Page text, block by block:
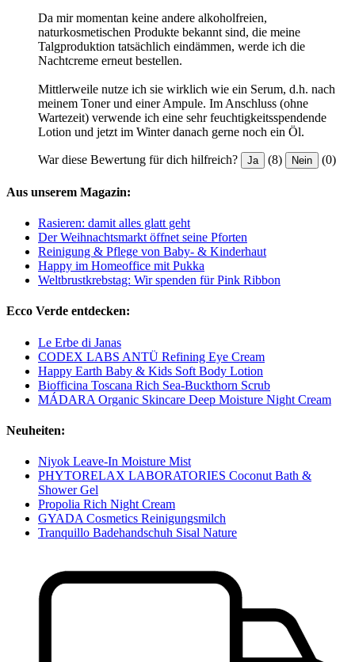
Da mir momentan keine andere alkoholfreien,
naturkosmetischen Produkte bekannt sind, die meine
Talgproduktion tatsächlich eindämmen, werde ich die
Nachtcreme erneut bestellen.
Mittlerweile nutze ich sie wirklich wie ein Serum, d.h. nach
meinem Toner und einer Ampule. Im Anschluss (ohne
Wartezeit) verwende ich eine sehr feuchtigkeitsspendende
Lotion und jetzt im Winter danach gerne noch ein Öl.
War diese Bewertung für dich hilfreich? Ja (8) Nein (0)
Aus unserem Magazin:
Rasieren: damit alles glatt geht
Der Weihnachtsmarkt öffnet seine Pforten
Reinigung & Pflege von Baby- & Kinderhaut
Happy im Homeoffice mit Pukka
Weltbrustkrebstag: Wir spenden für Pink Ribbon
Ecco Verde entdecken:
Le Erbe di Janas
CODEX LABS ANTÜ Refining Eye Cream
Happy Earth Baby & Kids Soft Body Lotion
Biofficina Toscana Rich Sea-Buckthorn Scrub
MÁDARA Organic Skincare Deep Moisture Night Cream
Neuheiten:
Niyok Leave-In Moisture Mist
PHYTORELAX LABORATORIES Coconut Bath &
Shower Gel
Propolia Rich Night Cream
GYADA Cosmetics Reinigungsmilch
Tranquillo Badehandschuh Sisal Nature